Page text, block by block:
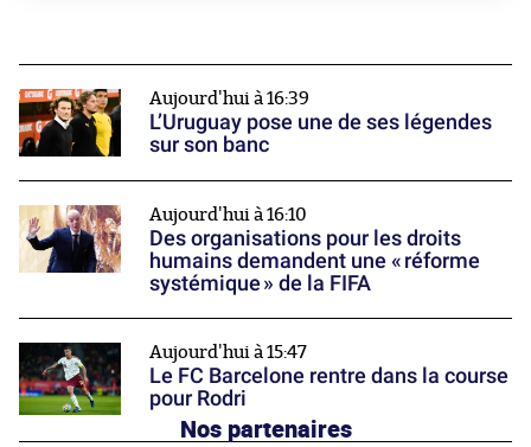
Aujourd'hui à 16:39
L’Uruguay pose une de ses légendes
sur son banc
Aujourd'hui à 16:10
Des organisations pour les droits
humains demandent une « réforme
systémique » de la FIFA
Aujourd'hui à 15:47
Le FC Barcelone rentre dans la course
pour Rodri
Nos partenaires